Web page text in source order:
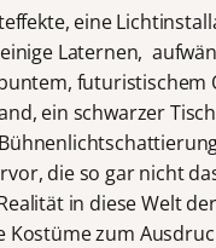
eine
Laternen,
futuristischem
ein schwarzer
die so gar nicht
in diese Welt
Kostüme zum